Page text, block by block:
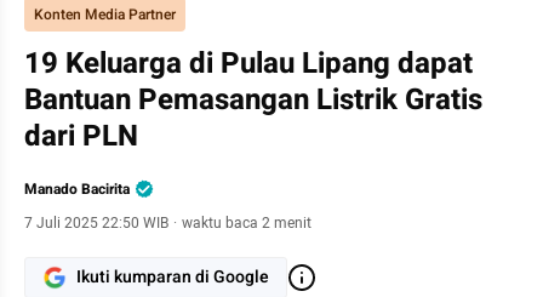
Konten Media Partner
19 Keluarga di Pulau Lipang dapat
Bantuan Pemasangan Listrik Gratis
dari PLN
Manado Bacirita
7 Juli 2025 22:50 WIB · waktu baca 2 menit
Ikuti kumparan di Google